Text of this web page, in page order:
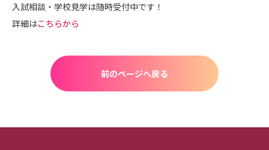
入試相談・学校見学は随時受付中です！
詳細はこちらから
前のページへ戻る